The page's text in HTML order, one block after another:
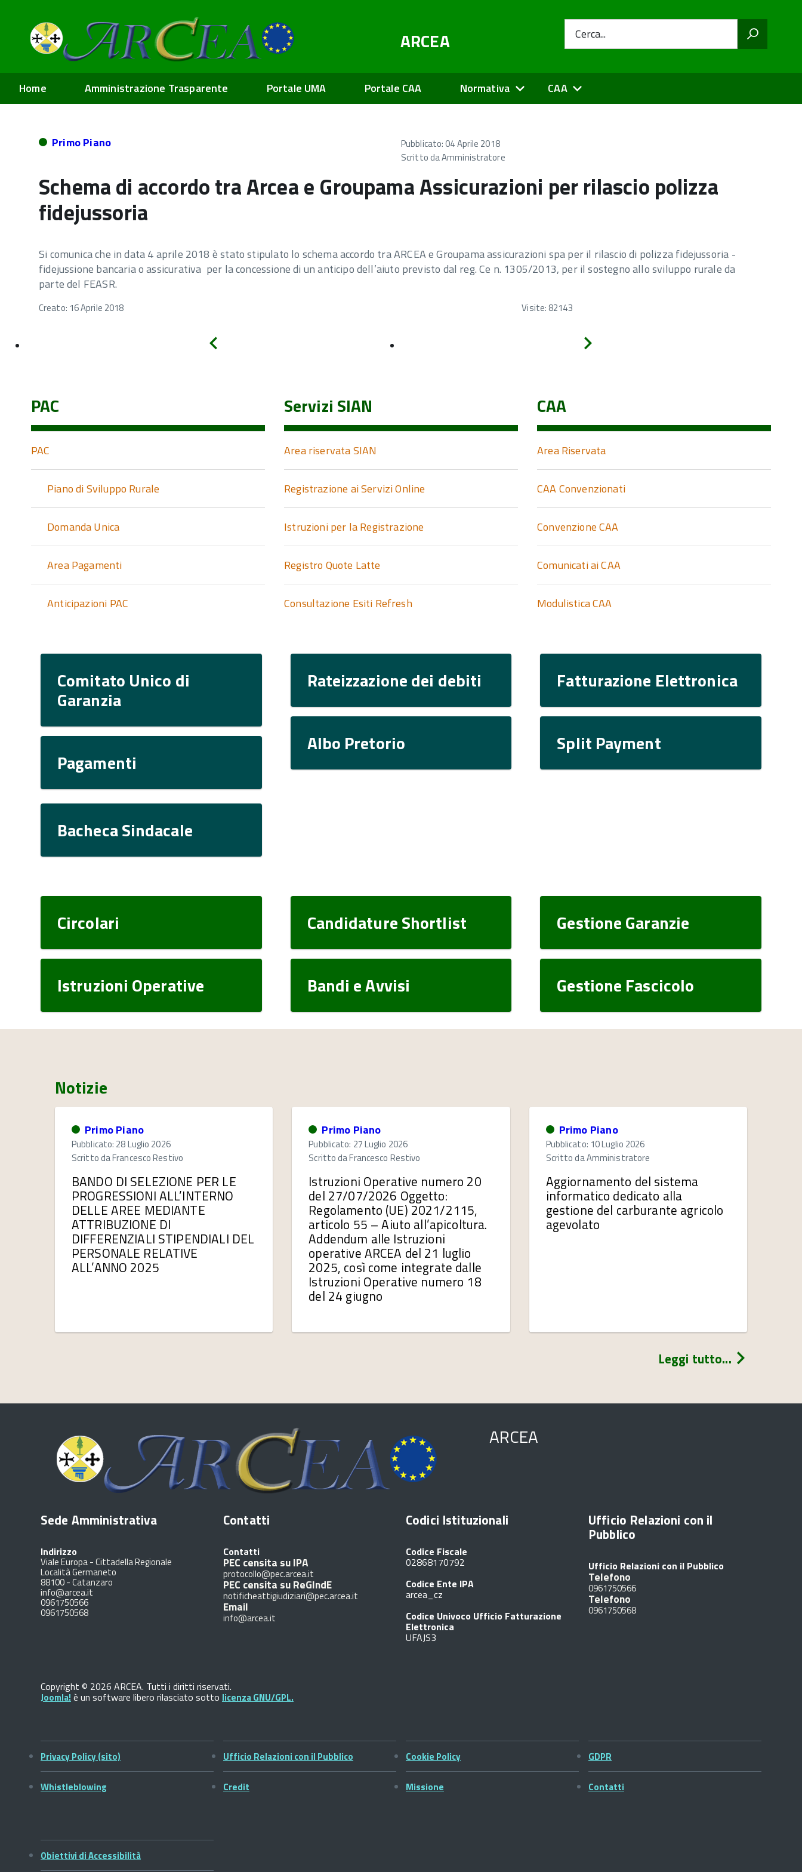
ARCEA Cerca...
Home Amministrazione Trasparente Portale UMA Portale CAA Normativa CAA
Primo Piano
Pubblicato: 04 Aprile 2018
Scritto daAmministratore
Schema di accordo tra Arcea e Groupama Assicurazioni per rilascio polizza
fidejussoria
Si comunica che in data 4 aprile 2018 è stato stipulato lo schema accordo tra ARCEA e Groupama assicurazioni spa per il rilascio di polizza fidejussoria -
fidejussione bancaria o assicurativa per la concessione di un anticipo dell’aiuto previsto dal reg. Ce n. 1305/2013, per il sostegno allo sviluppo rurale da
parte del FEASR.
Creato: 16 Aprile 2018 Visite: 82143
PAC
PAC
Piano di Sviluppo Rurale
Domanda Unica
Area Pagamenti
Anticipazioni PAC
Servizi SIAN
Area riservata SIAN
Registrazione ai Servizi Online
Istruzioni per la Registrazione
Registro Quote Latte
Consultazione Esiti Refresh
CAA
Area Riservata
CAA Convenzionati
Convenzione CAA
Comunicati ai CAA
Modulistica CAA
Comitato Unico di
Garanzia
Pagamenti
Rateizzazione dei debiti
Albo Pretorio
Fatturazione Elettronica
Split Payment
Bacheca Sindacale
Circolari
Istruzioni Operative
Candidature Shortlist
Bandi e Avvisi
Gestione Garanzie
Gestione Fascicolo
Notizie
Primo Piano
Pubblicato: 28 Luglio 2026
Scritto daFrancesco Restivo
BANDO DI SELEZIONE PER LE
PROGRESSIONI ALL’INTERNO
DELLE AREE MEDIANTE
ATTRIBUZIONE DI
DIFFERENZIALI STIPENDIALI DEL
PERSONALE RELATIVE
ALL’ANNO 2025
Primo Piano
Pubblicato: 27 Luglio 2026
Scritto daFrancesco Restivo
Istruzioni Operative numero 20
del 27/07/2026 Oggetto:
Regolamento (UE) 2021/2115,
articolo 55 – Aiuto all’apicoltura.
Addendum alle Istruzioni
operative ARCEA del 21 luglio
2025, così come integrate dalle
Istruzioni Operative numero 18
del 24 giugno
Primo Piano
Pubblicato: 10 Luglio 2026
Scritto daAmministratore
Aggiornamento del sistema
informatico dedicato alla
gestione del carburante agricolo
agevolato
Leggi tutto...
ARCEA
Sede Amministrativa
Indirizzo
Viale Europa - Cittadella Regionale
Località Germaneto
88100-Catanzaro
info@arcea.it
0961750566
0961750568
Contatti
Contatti
PEC censita su IPA
protocollo@pec.arcea.it
PEC censita su ReGIndE
notificheattigiudiziari@pec.arcea.it
Email
info@arcea.it
Codici Istituzionali
Codice Fiscale
02868170792
Codice Ente IPA
arcea_cz
Codice Univoco Ufficio Fatturazione
Elettronica
UFAJS3
Ufficio Relazioni con il
Pubblico
Ufficio Relazioni con il Pubblico
Telefono
0961750566
Telefono
0961750568
Copyright © 2026 ARCEA. Tutti i diritti riservati.
Joomla! è un software libero rilasciato sotto licenza GNU/GPL.
Privacy Policy (sito)
Whistleblowing
Ufficio Relazioni con il Pubblico
Credit
Cookie Policy
Missione
GDPR
Contatti
Obiettivi di Accessibilità